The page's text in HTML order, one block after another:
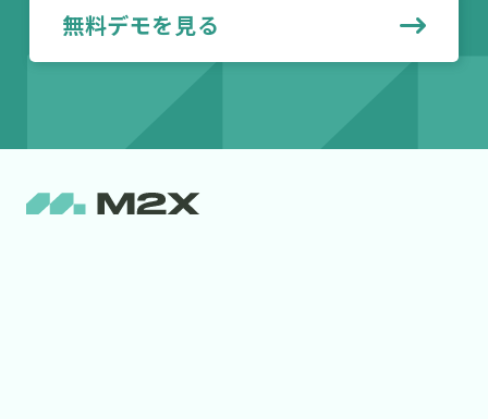
無料デモを見る